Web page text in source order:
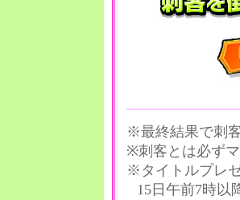
※最終結果で刺
※刺客とは必ず
※タイトルプレ
15日午前7時以